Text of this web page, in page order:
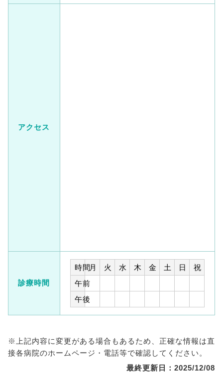
アクセス
診療時間
時間月 火 水 木 金 土 日
祝
午前
午後
※上記内容に変更がある場合もあるため、正確な情報は直
接各病院のホームページ・電話等で確認してください。
最終更新日：2025/12/08